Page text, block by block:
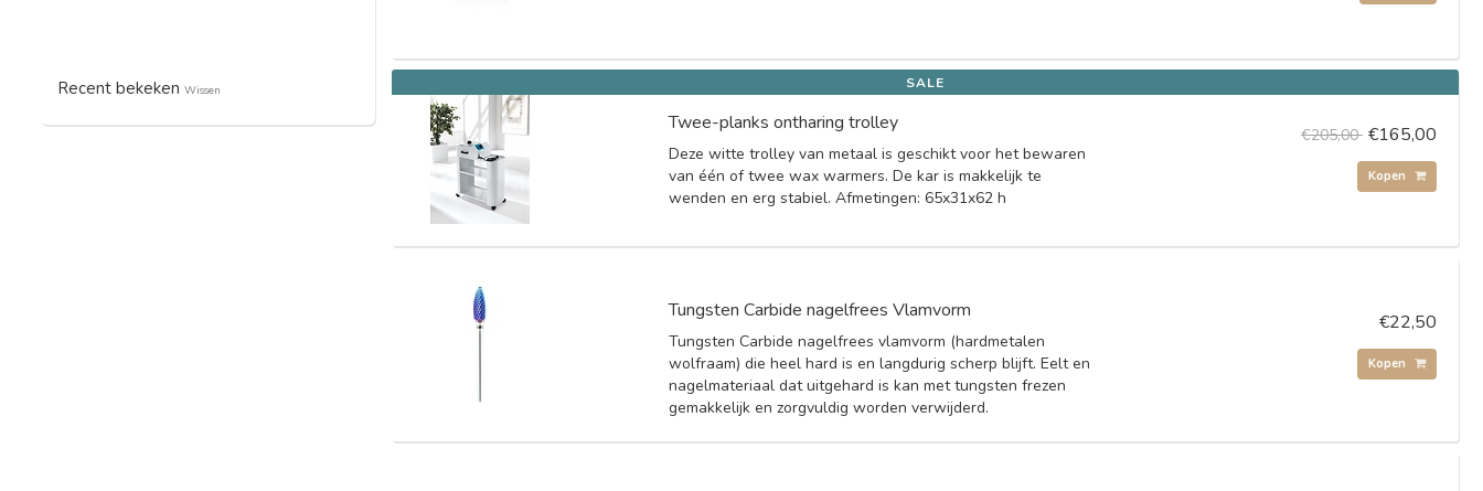
Recent bekeken Wissen SALE
Twee-planks ontharing trolley
Deze witte trolley van metaal is geschikt voor het bewaren
van één of twee wax warmers. De kar is makkelijk te
wenden en erg stabiel. Afmetingen: 65x31x62 h
€205,00 €165,00
Kopen
Tungsten Carbide nagelfrees Vlamvorm
Tungsten Carbide nagelfrees vlamvorm (hardmetalen
wolfraam) die heel hard is en langdurig scherp blijft. Eelt en
nagelmateriaal dat uitgehard is kan met tungsten frezen
gemakkelijk en zorgvuldig worden verwijderd.
€22,50
Kopen